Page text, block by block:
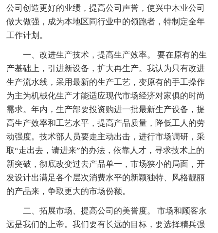
公司创造更好的业绩，提高公司声誉，使兴中木业公司
做大做强，成为本地区同行业中的领跑者，特制定全年
工作计划。
一、改进生产技术，提高生产效率。 要在原有的生
产基础上，引进新设备，扩大再生产。我认为只有改进
生产流水线，采用最新的生产工艺，变原有的手工操作
为主为机械化生产才能适应现代市场经济对家俱的时尚
需求。年内，生产部要投资购进一批最新生产设备，提
高生产效率和工艺水平，提高产品质量，降低工人的劳
动强度。技术部人员要走主动出击，进行市场调研，采
取“走出去，请进来”的办法，依靠人才，寻求技术上的
新突破，彻底改变过去产品单一，市场狭小的局面，开
发设计出满足各个层次消费水平的新颖独特、风格靓丽
的产品来，争取更大的市场份额。
二、拓展市场、提高公司的美誉度。 市场和顾客永
远是我们的上帝。我们要有长远的目标，要选择精兵强